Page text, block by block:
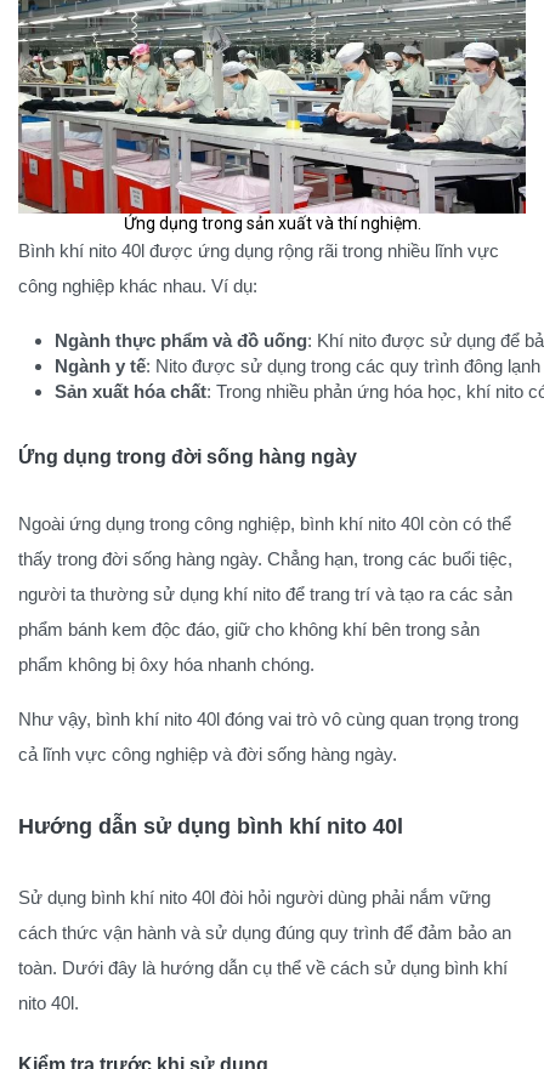
Ứng dụng trong sản xuất và thí nghiệm.
Bình khí nito 40l được ứng dụng rộng rãi trong nhiều lĩnh vực
công nghiệp khác nhau. Ví dụ:
Ngành thực phẩm và đồ uống: Khí nito được sử dụng để
Ngành y tế: Nito được sử dụng trong các quy trình đông
Sản xuất hóa chất: Trong nhiều phản ứng hóa học, khí nito
Ứng dụng trong đời sống hàng ngày
Ngoài ứng dụng trong công nghiệp, bình khí nito 40l còn có thể
thấy trong đời sống hàng ngày. Chẳng hạn, trong các buổi tiệc,
người ta thường sử dụng khí nito để trang trí và tạo ra các sản
phẩm bánh kem độc đáo, giữ cho không khí bên trong sản
phẩm không bị ôxy hóa nhanh chóng.
Như vậy, bình khí nito 40l đóng vai trò vô cùng quan trọng trong
cả lĩnh vực công nghiệp và đời sống hàng ngày.
Hướng dẫn sử dụng bình khí nito 40l
Sử dụng bình khí nito 40l đòi hỏi người dùng phải nắm vững
cách thức vận hành và sử dụng đúng quy trình để đảm bảo an
toàn. Dưới đây là hướng dẫn cụ thể về cách sử dụng bình khí
nito 40l.